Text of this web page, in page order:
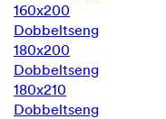
160x200
Dobbeltseng
180x200
Dobbeltseng
180x210
Dobbeltseng